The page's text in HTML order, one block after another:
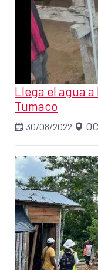
Llega el agua
Tumaco
30/08/2022